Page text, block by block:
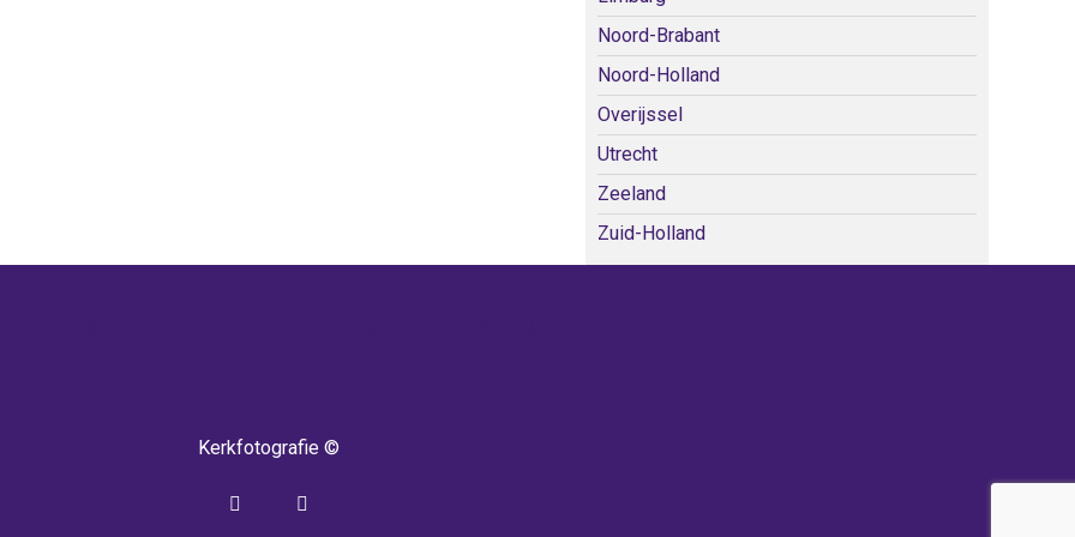
Noord-Brabant
Noord-Holland
Overijssel
Utrecht
Zeeland
Zuid-Holland
Kerkfotografie ©